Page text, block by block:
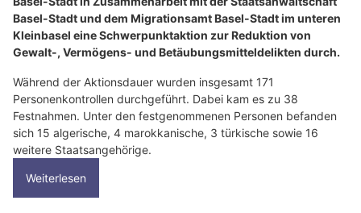
Basel-Stadt und dem Migrationsamt Basel-Stadt im unteren
Kleinbasel eine Schwerpunktaktion zur Reduktion von
Gewalt-, Vermögens- und Betäubungsmitteldelikten durch.
Während der Aktionsdauer wurden insgesamt 171
Personenkontrollen durchgeführt. Dabei kam es zu 38
Festnahmen. Unter den festgenommenen Personen befanden
sich 15 algerische, 4 marokkanische, 3 türkische sowie 16
weitere Staatsangehörige.
Weiterlesen